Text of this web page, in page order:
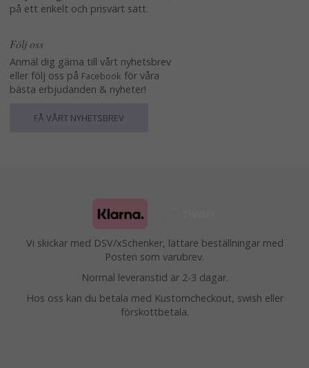
på ett enkelt och prisvärt sätt.
Följ oss
Anmäl dig gärna till vårt nyhetsbrev
eller följ oss på Facebook för våra
bästa erbjudanden & nyheter!
FÅ VÅRT NYHETSBREV
Vi skickar med DSV/xSchenker, lättare beställningar med
Posten som varubrev.
Normal leveranstid är 2-3 dagar.
Hos oss kan du betala med Kustomcheckout, swish eller
förskottbetala.